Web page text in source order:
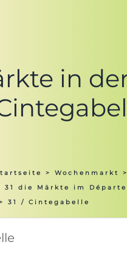
in
> Wochenmarkt
31 die Märkte im
31 / Cintegabelle